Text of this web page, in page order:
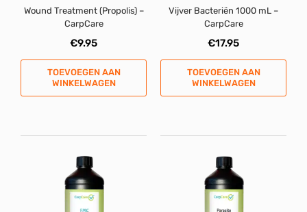
Wound Treatment (Propolis) –
CarpCare
€9.95
TOEVOEGEN AAN
WINKELWAGEN
Vijver Bacteriën 1000 mL –
CarpCare
€17.95
TOEVOEGEN AAN
WINKELWAGEN